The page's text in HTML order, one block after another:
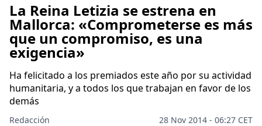
La Reina Letizia se estrena en
Mallorca: «Comprometerse es más
que un compromiso, es una
exigencia»
Ha felicitado a los premiados este año por su actividad
humanitaria, y a todos los que trabajan en favor de los
demás
Redacción
28 Nov 2014 - 06:27 CET